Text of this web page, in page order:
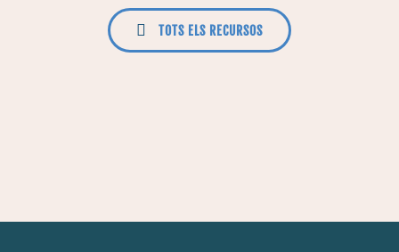
TOTS ELS RECURSOS